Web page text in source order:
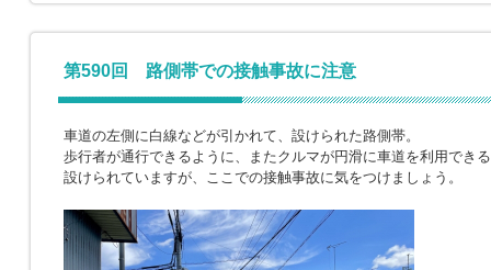
第590回 路側帯での接触事故に注意
車道の左側に白線などが引かれて、設けられた路側帯。
歩行者が通行できるように、またクルマが円滑に車道を利用でき
設けられていますが、ここでの接触事故に気をつけましょう。